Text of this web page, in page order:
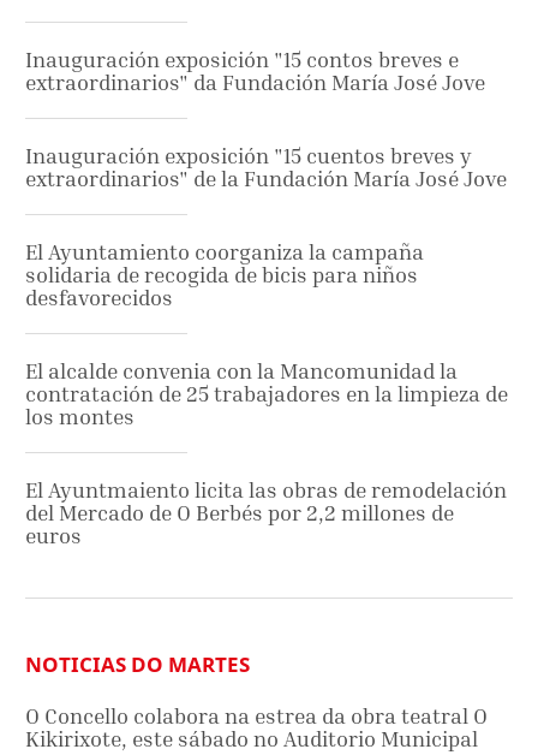
Inauguración exposición "15 contos breves e
extraordinarios" da Fundación María José Jove
Inauguración exposición "15 cuentos breves y
extraordinarios" de la Fundación María José Jove
El Ayuntamiento coorganiza la campaña
solidaria de recogida de bicis para niños
desfavorecidos
El alcalde convenia con la Mancomunidad la
contratación de 25 trabajadores en la limpieza de
los montes
El Ayuntmaiento licita las obras de remodelación
del Mercado de O Berbés por 2,2 millones de
euros
NOTICIAS DO MARTES
O Concello colabora na estrea da obra teatral O
Kikirixote, este sábado no Auditorio Municipal